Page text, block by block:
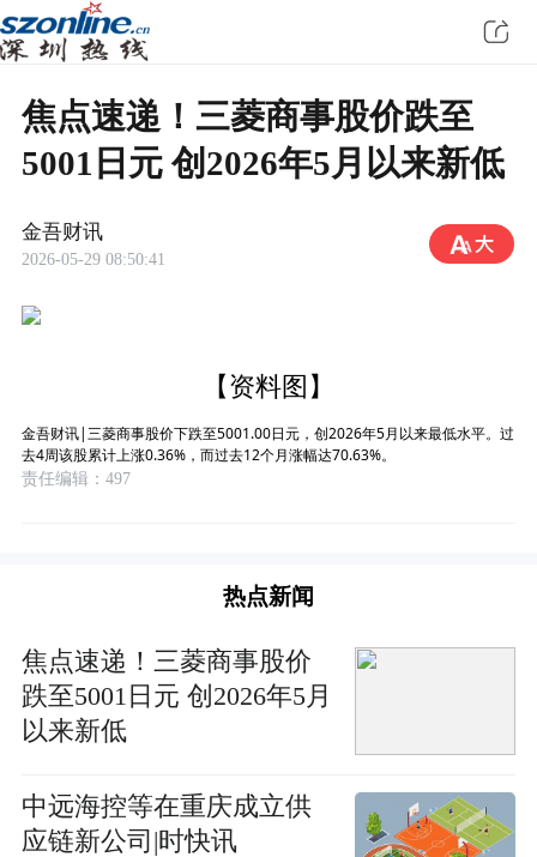
焦点速递！三菱商事股价跌至
5001日元 创2026年5月以来新低
金吾财讯
2026-05-29 08:50:41
【资料图】
金吾财讯|三菱商事股价下跌至5001.00日元，创2026年5月以来最低水平。过
去4周该股累计上涨0.36%，而过去12个月涨幅达70.63%。
责任编辑：497
热点新闻
焦点速递！三菱商事股价
跌至5001日元 创2026年5月
以来新低
中远海控等在重庆成立供
应链新公司|时快讯